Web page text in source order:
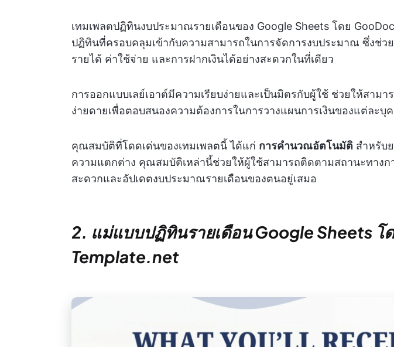
เทมเพลตปฏิทินงบประมาณรายเดือนของ Google Sheets โดย
ปฏิทินที่ครอบคลุมเข้ากับความสามารถในการจัดการงบประมาณ ซึ่งช่ว
รายได้ ค่าใช้จ่าย และการฝากเงินได้อย่างสะดวกในที่เดียว
การออกแบบเลย์เอาต์มีความเรียบง่ายและเป็นมิตรกับผู้ใช้ ช่วยให้สามา
ง่ายดายเพื่อตอบสนองความต้องการในการวางแผนการเงินของแต่ละบุ
คุณสมบัติที่โดดเด่นของเทมเพลตนี้ ได้แก่ การคำนวณอัตโนมัติ สำหรับ
ความแตกต่าง คุณสมบัติเหล่านี้ช่วยให้ผู้ใช้สามารถติดตามสถานะทางก
สะดวกและอัปเดตงบประมาณรายเดือนของตนอยู่เสมอ
2. แม่แบบปฏิทินรายเดือน Google Sheets โ
Template.net